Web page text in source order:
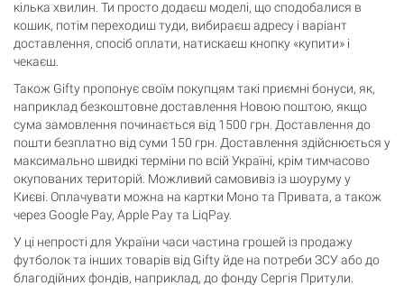
кілька хвилин. Ти просто додаєш моделі, що сподобалися в
кошик, потім переходиш туди, вибираєш адресу і варіант
доставлення, спосіб оплати, натискаєш кнопку «купити» і
чекаєш.
Також Gifty пропонує своїм покупцям такі приємні бонуси, як,
наприклад безкоштовне доставлення Новою поштою, якщо
сума замовлення починається від 1500 грн. Доставлення до
пошти безплатно від суми 150 грн. Доставлення здійснюється у
максимально швидкі терміни по всій Україні, крім тимчасово
окупованих територій. Можливий самовивіз із шоуруму у
Києві. Оплачувати можна на картки Моно та Привата, а також
через Google Pay, Apple Pay та LiqPay.
У ці непрості для України часи частина грошей із продажу
футболок та інших товарів від Gifty йде на потреби ЗСУ або до
благодійних фондів, наприклад, до фонду Сергія Притули.